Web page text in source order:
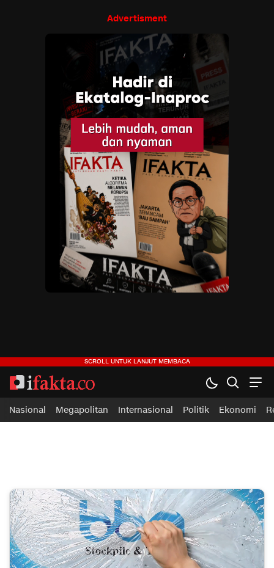
Advertisment
ifakta.co
#pastibenar
Nasional Megapolitan Internasional Politik Ekonomi